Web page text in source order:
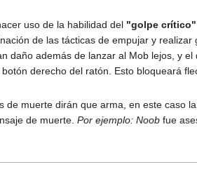
uso de la habilidad del "golpe crítico"
de las tácticas de empujar y
daño además de lanzar al Mob lejos, y
derecho del ratón. Esto bloqueará
de muerte dirán que arma, en este caso
de muerte.Por ejemplo: Noob fue